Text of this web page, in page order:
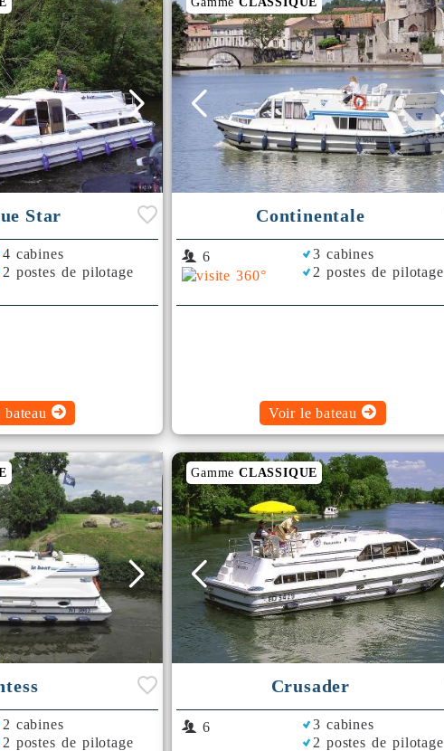
Star
4 cabines
2 postes de pilotage
Continentale
6
3 cabines
2 postes de pilotage
Voir le bateau
2 cabines
2 postes de pilotage
Gamme CLASSIQUE
Crusader
6
3 cabines
2 postes de pilotage